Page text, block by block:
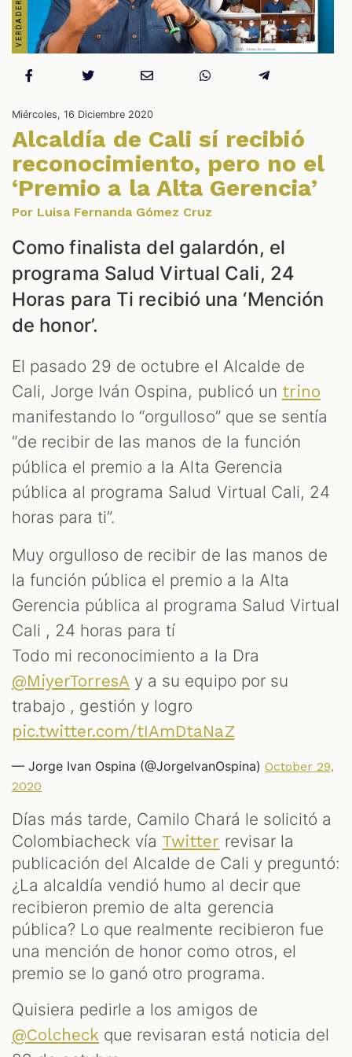
Miércoles, 16 Diciembre 2020
Alcaldía de Cali sí recibió
reconocimiento, pero no el
‘Premio a la Alta Gerencia’
Por Luisa Fernanda Gómez Cruz
Como finalista del galardón, el
programa Salud Virtual Cali, 24
Horas para Ti recibió una ‘Mención
de honor’.
El pasado 29 de octubre el Alcalde de
Cali, Jorge Iván Ospina, publicó un trino
manifestando lo “orgulloso” que se sentía
“de recibir de las manos de la función
pública el premio a la Alta Gerencia
pública al programa Salud Virtual Cali, 24
horas para ti”.
Muy orgulloso de recibir de las manos de
la función pública el premio a la Alta
Gerencia pública al programa Salud Virtual
Cali , 24 horas para tí
Todo mi reconocimiento a la Dra
@MiyerTorresA y a su equipo por su
trabajo , gestión y logro
pic.twitter.com/tIAmDtaNaZ
— Jorge Ivan Ospina (@JorgeIvanOspina) October 29,
2020
Días más tarde, Camilo Chará le solicitó a
Colombiacheck vía Twitter revisar la
publicación del Alcalde de Cali y preguntó:
¿La alcaldía vendió humo al decir que
recibieron premio de alta gerencia
pública? Lo que realmente recibieron fue
una mención de honor como otros, el
premio se lo ganó otro programa.
Quisiera pedirle a los amigos de
@Colcheck que revisaran está noticia del